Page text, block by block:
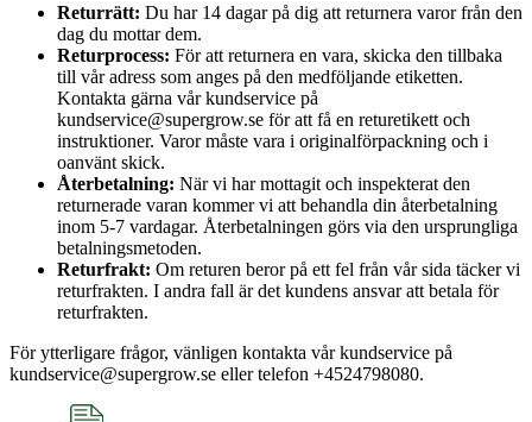
Returrätt: Du har 14 dagar på dig att returnera varor från den
dag du mottar dem.
Returprocess: För att returnera en vara, skicka den tillbaka
till vår adress som anges på den medföljande etiketten.
Kontakta gärna vår kundservice på
kundservice@supergrow.se för att få en returetikett och
instruktioner. Varor måste vara i originalförpackning och i
oanvänt skick.
Återbetalning: När vi har mottagit och inspekterat den
returnerade varan kommer vi att behandla din återbetalning
inom 5-7 vardagar. Återbetalningen görs via den ursprungliga
betalningsmetoden.
Returfrakt: Om returen beror på ett fel från vår sida täcker vi
returfrakten. I andra fall är det kundens ansvar att betala för
returfrakten.
För ytterligare frågor, vänligen kontakta vår kundservice på
kundservice@supergrow.se eller telefon +4524798080.